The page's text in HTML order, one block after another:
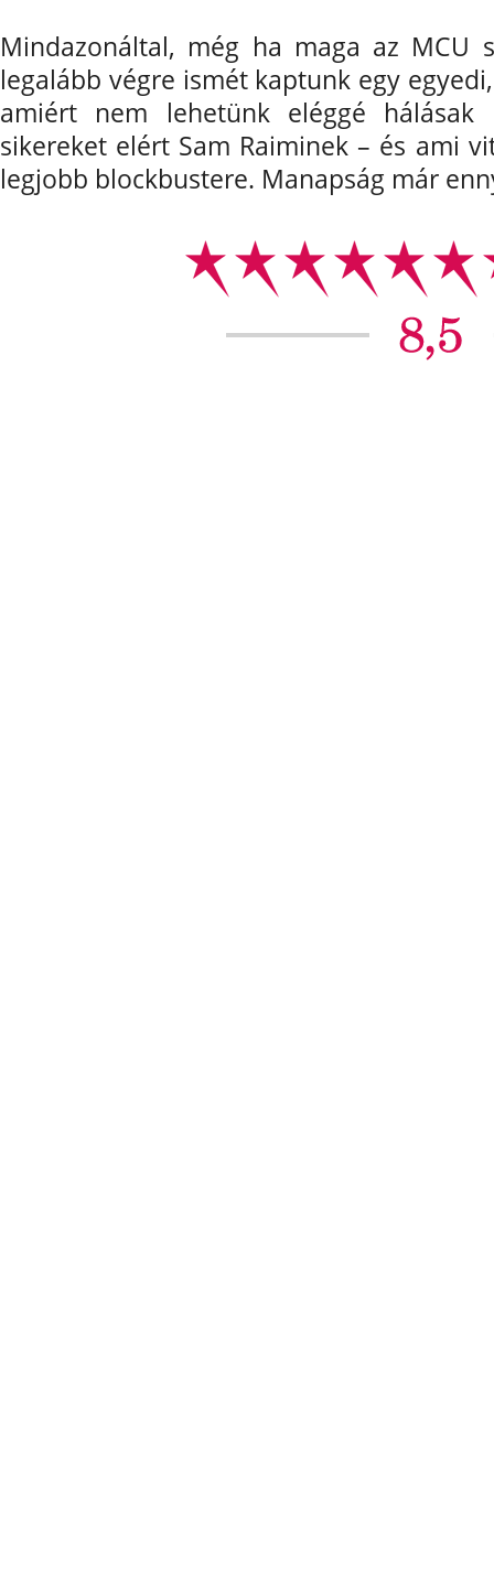
Mindazonáltal, még ha maga az MCU
legalább végre ismét kaptunk egy
amiért nem lehetünk eléggé
sikereket elért Sam Raiminek – és ami
legjobb blockbustere. Manapság már